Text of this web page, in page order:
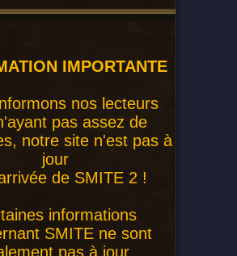
IMPORTANTE
nos lecteurs
pas assez de
notre site n'est pas à
jour
de SMITE 2 !
informations
SMITE ne sont
pas à jour.